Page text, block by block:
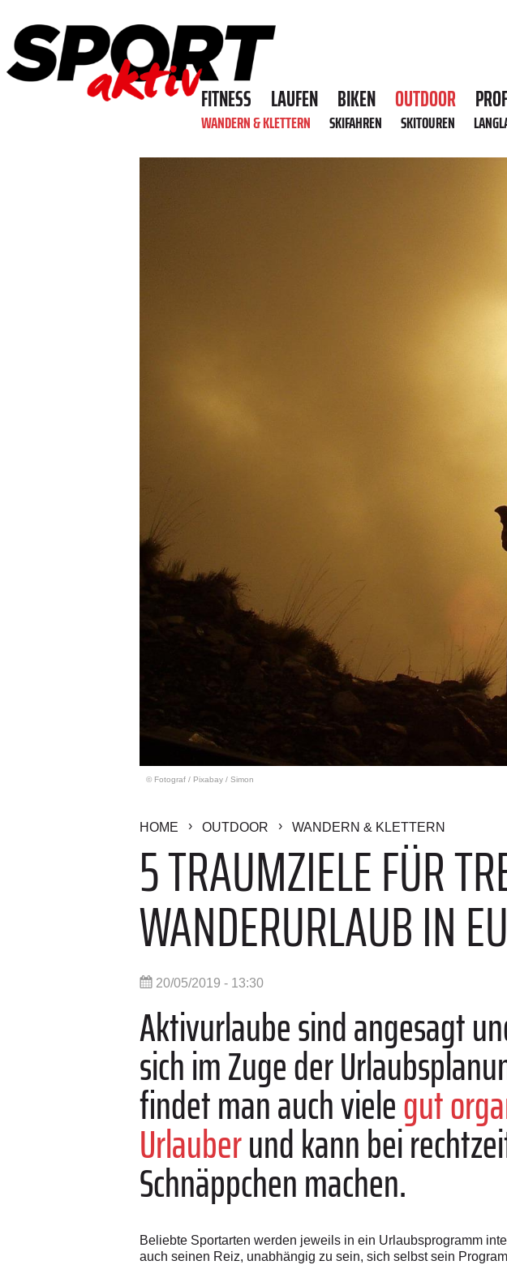
FITNESS LAUFEN BIKEN OUTDOOR
WANDERN & KLETTERN SKIFAHREN SKITOUREN
© Fotograf / Pixabay / Simon
HOME OUTDOOR WANDERN & KLETTERN
5 TRAUMZIELE FÜR
WANDERURLAUB IN
20/05/2019 - 13:30
Aktivurlaube sind angesagt
sich im Zuge der
findet man auch vielegut
Urlauberund kann bei
Schnäppchen machen.
Beliebte Sportarten werden jeweils in ein Urlaubsprogramm
auch seinen Reiz, unabhängig zu sein, sich selbst sein